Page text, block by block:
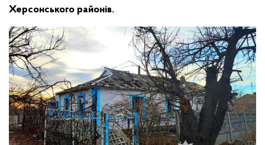
Херсонського районів.